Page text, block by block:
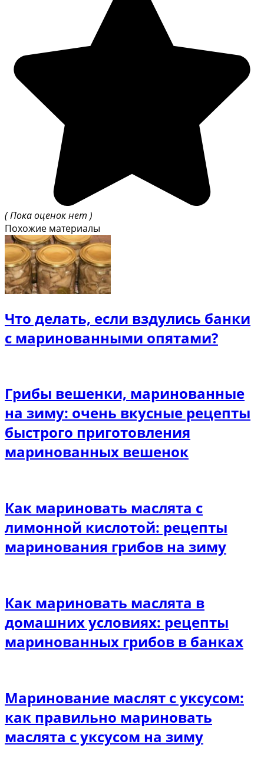
( Пока оценок нет )
Похожие материалы
Что делать, если вздулись банки
с маринованными опятами?
Грибы вешенки, маринованные
на зиму: очень вкусные рецепты
быстрого приготовления
маринованных вешенок
Как мариновать маслята с
лимонной кислотой: рецепты
маринования грибов на зиму
Как мариновать маслята в
домашних условиях: рецепты
маринованных грибов в банках
Маринование маслят с уксусом:
как правильно мариновать
маслята с уксусом на зиму